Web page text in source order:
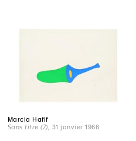
Marcia Hafif
Sans titre (7) , 31 janvier 1966